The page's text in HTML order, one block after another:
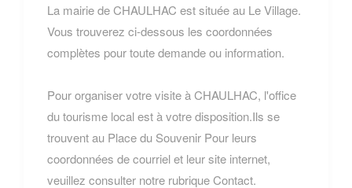
La mairie de CHAULHAC est située au Le Village.
Vous trouverez ci-dessous les coordonnées
complètes pour toute demande ou information.
Pour organiser votre visite à CHAULHAC, l'office
du tourisme local est à votre disposition.Ils se
trouvent au Place du Souvenir Pour leurs
coordonnées de courriel et leur site internet,
veuillez consulter notre rubrique Contact.